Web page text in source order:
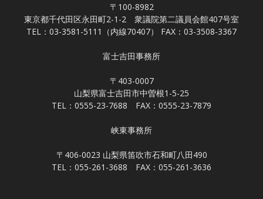
〒100-8982
東京都千代田区永田町2-1-2 衆議院第二議員会館407号室
TEL：03-3581-5111（内線70407） FAX：03-3508-3367
富士吉田事務所
〒403-0007
山梨県富士吉田市中曽根1-5-25
TEL：0555-23-7688 FAX：0555-23-7879
峡東事務所
〒406-0023 山梨県笛吹市石和町八田490
TEL：055-261-3688 FAX：055-261-3636